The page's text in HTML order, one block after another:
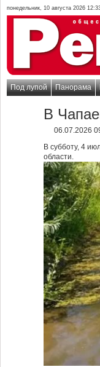
понедельник, 10 августа 2026
Под лупой Панорама
В
06.07.2026
В субботу, 4
области.